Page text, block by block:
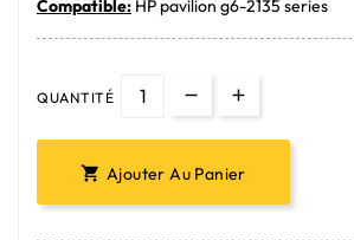
Compatible: HP pavilion g6-2135 series
QUANTITÉ
 Ajouter Au Panier